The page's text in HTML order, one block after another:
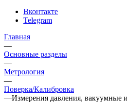
Вконтакте
Telegram
Главная
—
Основные разделы
—
Метрология
—
Поверка/Калибровка
—Измерения давления, вакуумные